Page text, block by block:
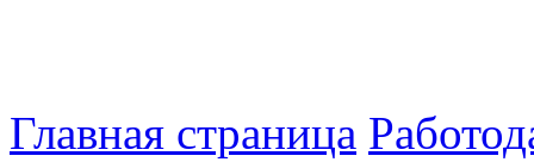
Главная страница